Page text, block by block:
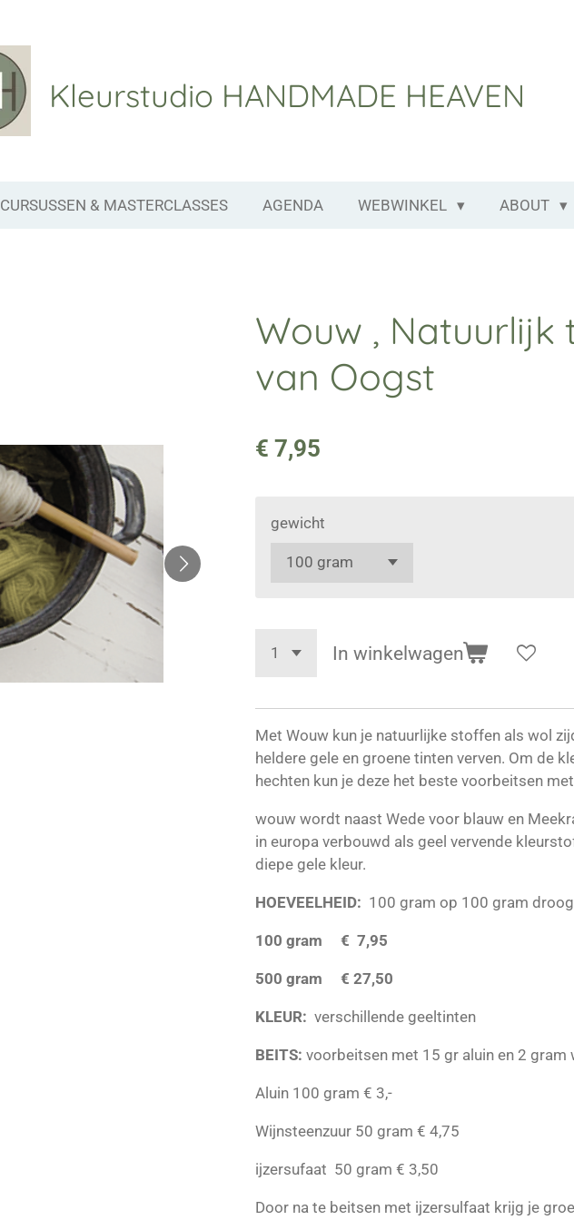
Kleurstudio HANDMADE HEAVEN
CURSUSSEN & MASTERCLASSES AGENDA WEBWINKEL ABOUT
Wouw , Natuurlijk
van Oogst
€ 7,95
gewicht
In winkelwagen
Met Wouw kun je natuurlijke stoffen als wol
heldere gele en groene tinten verven. Om de
hechten kun je deze het beste voorbeitsen
wouw wordt naast Wede voor blauw en
in europa verbouwd als geel vervende
diepe gele kleur.
HOEVEELHEID: 100 gram op 100 gram
100 gram € 7,95
500 gram € 27,50
KLEUR: verschillende geeltinten
BEITS: voorbeitsen met 15 gr aluin en 2 gram
Aluin 100 gram € 3,-
Wijnsteenzuur 50 gram € 4,75
ijzersufaat 50 gram € 3,50
Door na te beitsen met ijzersulfaat krijg je